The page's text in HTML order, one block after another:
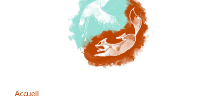
Accueil